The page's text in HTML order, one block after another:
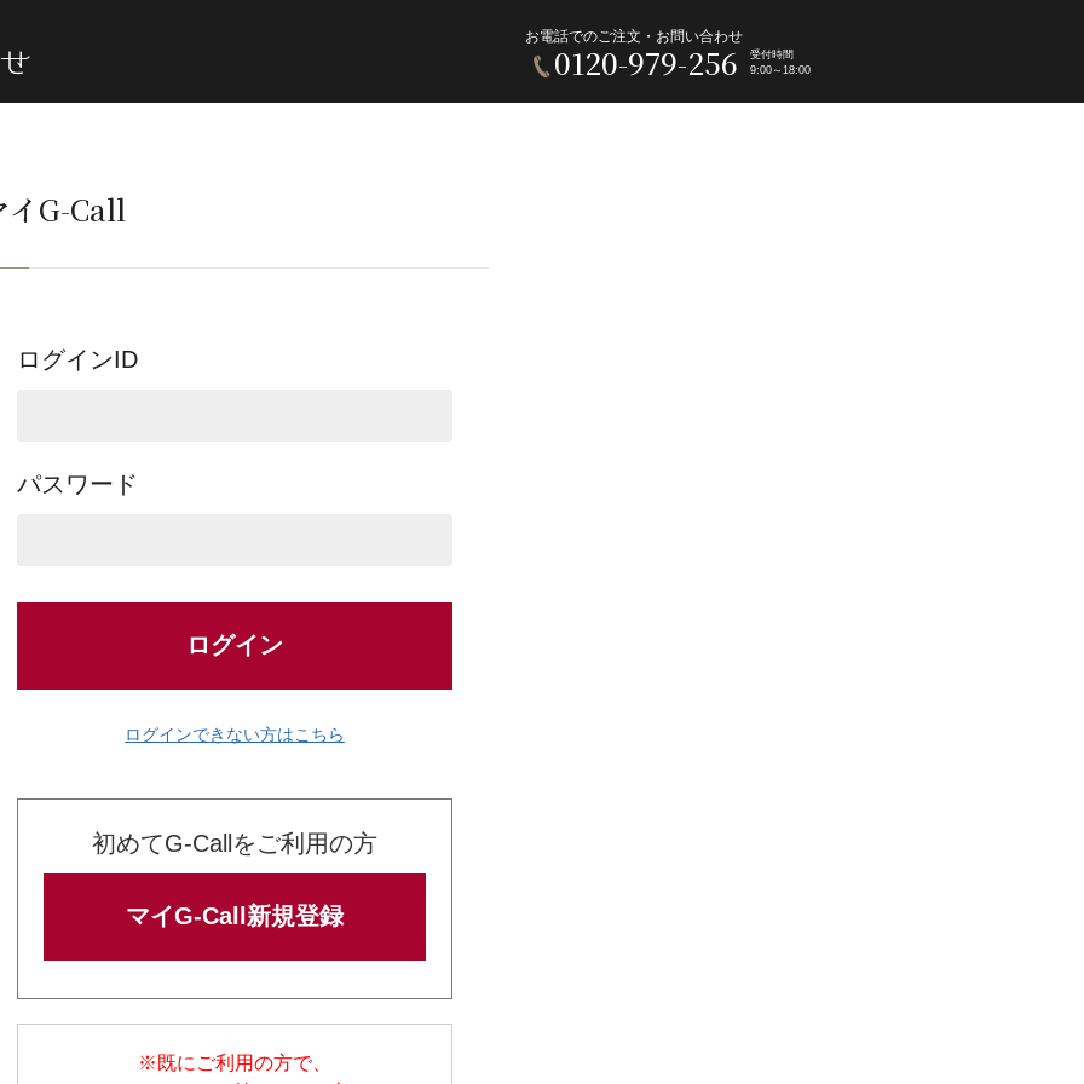
お電話でのご注文・お問い合わせ
0120-979-256
受付時間
9:00～18:00
イG-Call
ログインID
パスワード
ログイン
ログインできない方はこちら
初めてG-Callをご利用の方
マイG-Call新規登録
※既にご利用の方で、